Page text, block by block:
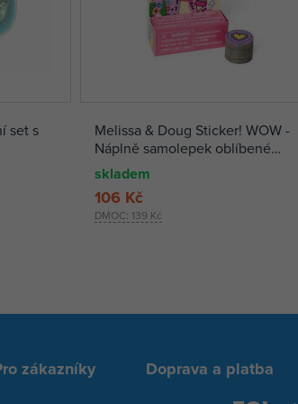
set s
Melissa & Doug Sticker! WOW -
Náplně samolepek oblíbené
předměty
skladem
DMOC: 139 Kč
106 Kč
zákazníky Doprava a platba